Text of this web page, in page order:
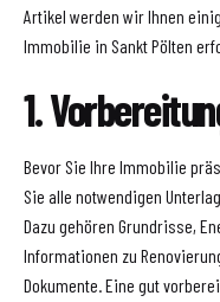
Artikel werden wir Ihnen
Immobilie in Sankt Pölten
1.
Bevor Sie Ihre Immobilie
Sie alle notwendigen
Dazu gehören Grundrisse,
Informationen zu
Dokumente. Eine gut